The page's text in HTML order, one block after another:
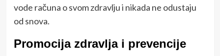
vode računa o svom zdravlju i nikada ne odustaju
od snova.
Promocija zdravlja i prevencije